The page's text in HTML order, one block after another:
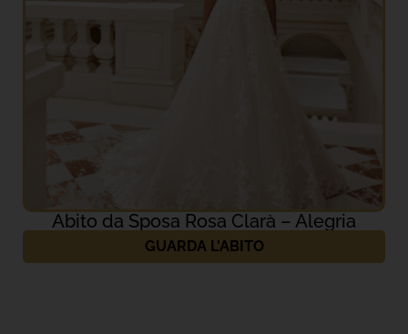
Abito da Sposa Rosa Clarà – Alegria
GUARDA L'ABITO